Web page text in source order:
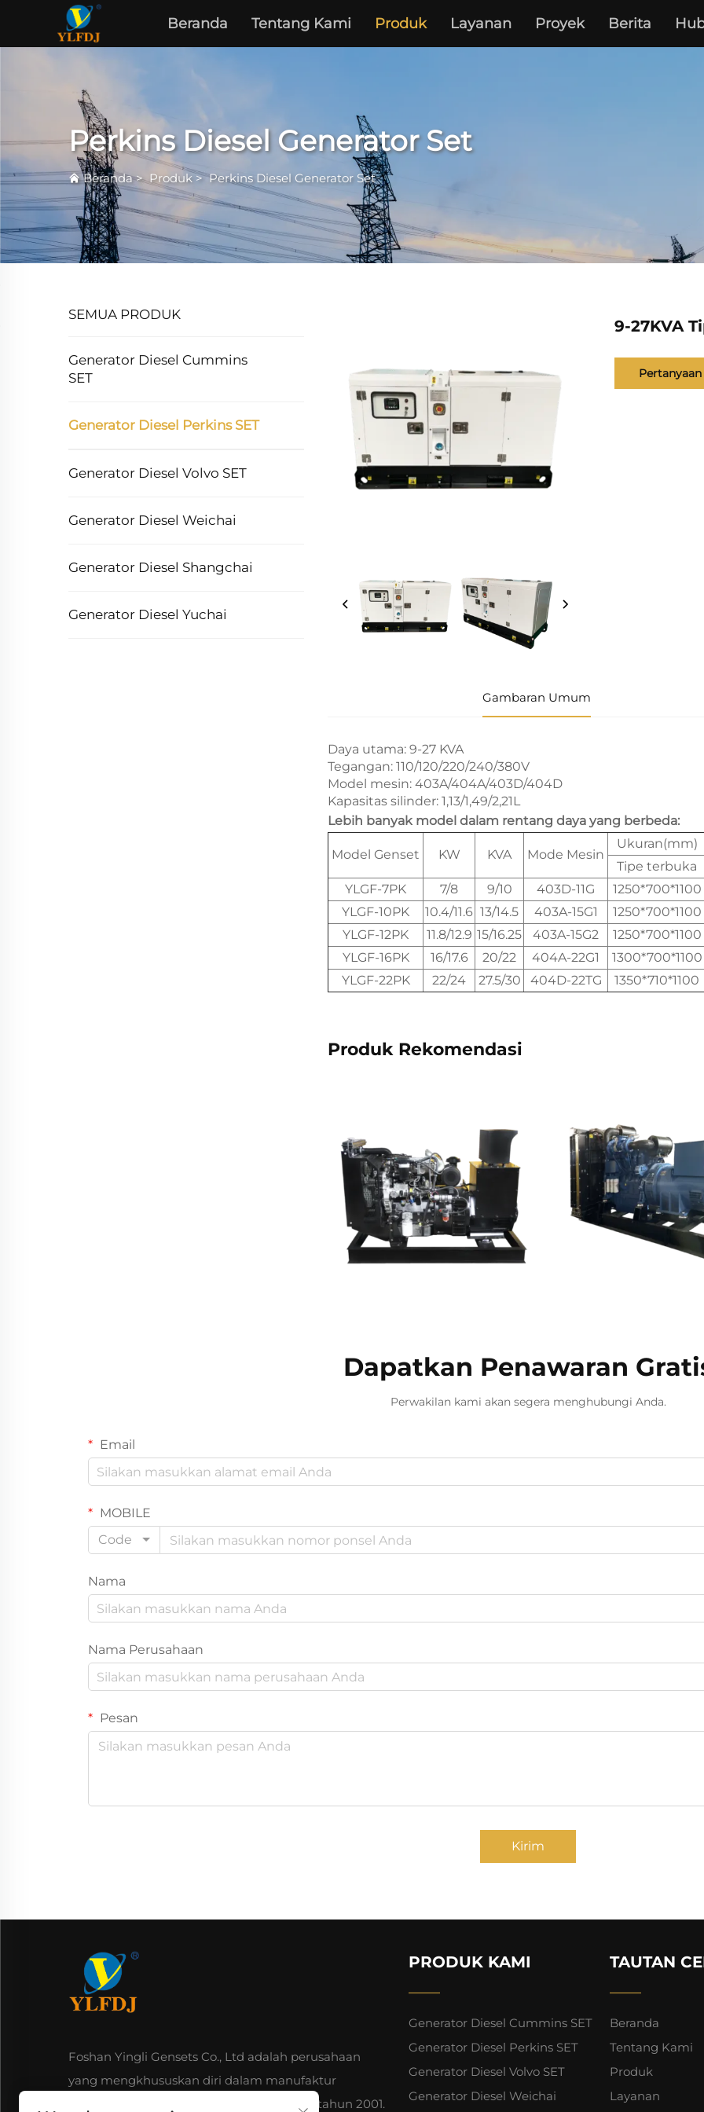
Beranda Tentang Kami Produk Layanan Proyek Berita
Perkins Diesel Generator Set
Beranda> Produk>Perkins Diesel Generator Set
SEMUA PRODUK
Generator Diesel Cummins
SET
Generator Diesel Perkins SET
Generator Diesel Volvo SET
Generator Diesel Weichai
Generator Diesel Shangchai
Generator Diesel Yuchai
9-27KVA
Pertanyaan
Gambaran Umum
Daya utama: 9-27 KVA
Tegangan: 110/120/220/240/380V
Model mesin: 403A/404A/403D/404D
Kapasitas silinder: 1,13/1,49/2,21L
Lebih banyak model dalam rentang daya yang berbeda:
Model Genset KW KVA Mode Mesin
Ukuran(mm)
Tipe terbuka
YLGF-7PK
7/8 9/10 403D-11G
1250*700*1100
YLGF-10PK
10.4/11.6 13/14.5 403A-15G1
1250*700*1100
YLGF-12PK
11.8/12.9 15/16.25 403A-15G2
1250*700*1100
YLGF-16PK
16/17.6 20/22 404A-22G1
1300*700*1100
YLGF-22PK
22/24 27.5/30 404D-22TG 1350*710*1100
Produk Rekomendasi
Dapatkan Penawaran
Perwakilan kami akan segera menghubungi Anda.
Email
MOBILE
Code
Nama
Nama Perusahaan
Pesan
Kirim
Foshan Yingli Gensets Co., Ltd adalah perusahaan
yang mengkhususkan diri dalam manufaktur
profesional dan penjualan generator sejak tahun 2001.
PRODUK KAMI
Generator Diesel Cummins SET
Generator Diesel Perkins SET
Generator Diesel Volvo SET
Generator Diesel Weichai
TAUTAN
Beranda
Tentang Kami
Produk
Layanan